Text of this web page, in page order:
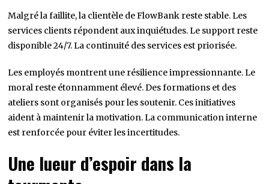
Malgré la faillite, la clientèle de FlowBank reste stable. Les
services clients répondent aux inquiétudes. Le support reste
disponible 24/7. La continuité des services est priorisée.
Les employés montrent une résilience impressionnante. Le
moral reste étonnamment élevé. Des formations et des
ateliers sont organisés pour les soutenir. Ces initiatives
aident à maintenir la motivation. La communication interne
est renforcée pour éviter les incertitudes.
Une lueur d’espoir dans la